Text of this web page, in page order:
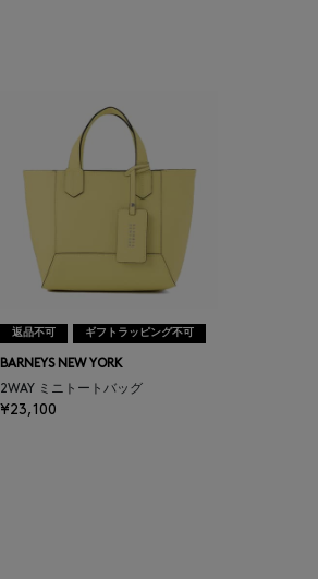
返品不可 ギフトラッピング不可
BARNEYS NEW YORK
2WAY ミニトートバッグ
¥23,100